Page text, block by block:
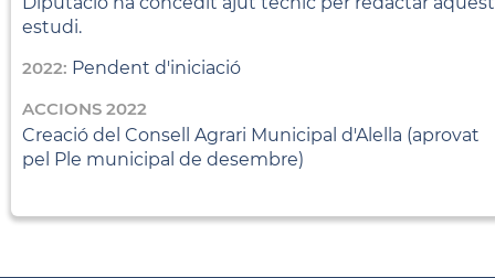
estudi.
2022: Pendent d'iniciació
ACCIONS 2022
Creació del Consell Agrari Municipal d'Alella (aprovat
pel Ple municipal de desembre)